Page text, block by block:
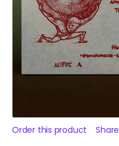
Order this product Share